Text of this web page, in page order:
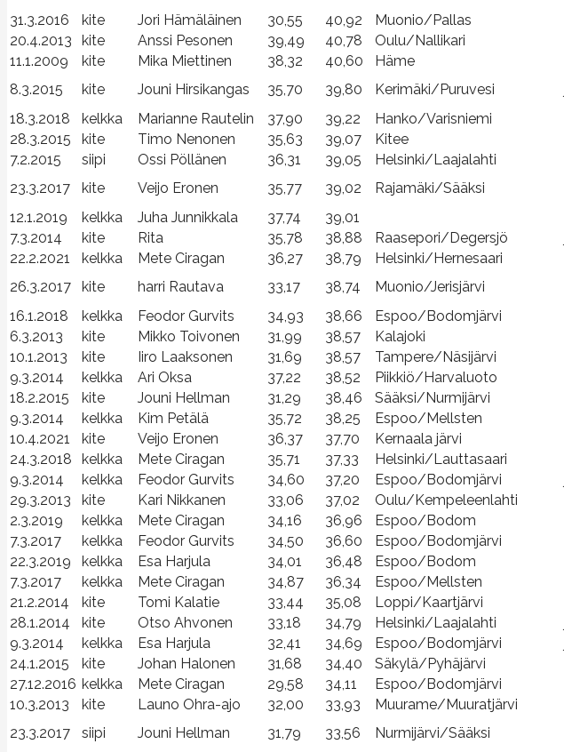
31.3.2016
kite Jori Hämäläinen 30,55 40,92 Muonio/Pallas
20.4.2013
kite Anssi Pesonen 39,49 40,78 Oulu/Nallikari
11.1.2009
kite Mika Miettinen 38,32 40,60 Häme
8.3.2015
kite Jouni Hirsikangas 35,70 39,80 Kerimäki/Puruvesi
18.3.2018
kelkka Marianne Rautelin 37,90 39,22 Hanko/Varisniemi
28.3.2015
kite Timo Nenonen 35,63 39,07 Kitee
7.2.2015
siipi Ossi Pöllänen 36,31 39,05 Helsinki/Laajalahti
23.3.2017
kite Veijo Eronen 35,77 39,02 Rajamäki/Sääksi
12.1.2019
kelkka Juha Junnikkala 37,74
39,01
7.3.2014
kite Rita 35,78 38,88 Raasepori/Degersjö
22.2.2021
kelkka Mete Ciragan 36,27 38,79 Helsinki/Hernesaari
26.3.2017
kite harri Rautava 33,17 38,74 Muonio/Jerisjärvi
16.1.2018
kelkka Feodor Gurvits 34,93 38,66 Espoo/Bodomjärvi
6.3.2013
kite Mikko Toivonen 31,99 38,57 Kalajoki
10.1.2013
kite Iiro Laaksonen 31,69 38,57 Tampere/Näsijärvi
9.3.2014
kelkka Ari Oksa 37,22 38,52 Piikkiö/Harvaluoto
18.2.2015
kite Jouni Hellman 31,29 38,46 Sääksi/Nurmijärvi
9.3.2014
kelkka Kim Petälä 35,72 38,25 Espoo/Mellsten
10.4.2021
kite Veijo Eronen 36,37 37,70 Kernaala järvi
24.3.2018
kelkka Mete Ciragan 35,71 37,33 Helsinki/Lauttasaari
9.3.2014
kelkka Feodor Gurvits 34,60 37,20 Espoo/Bodomjärvi
29.3.2013
kite Kari Nikkanen 33,06 37,02 Oulu/Kempeleenlahti
2.3.2019
kelkka Mete Ciragan 34,16 36,96 Espoo/Bodom
7.3.2017
kelkka Feodor Gurvits 34,50 36,60 Espoo/Bodomjärvi
22.3.2019
kelkka Esa Harjula 34,01 36,48 Espoo/Bodom
7.3.2017
kelkka Mete Ciragan 34,87 36,34 Espoo/Mellsten
21.2.2014
kite Tomi Kalatie 33,44 35,08 Loppi/Kaartjärvi
28.1.2014
kite Otso Ahvonen 33,18 34,79 Helsinki/Laajalahti
9.3.2014
kelkka Esa Harjula 32,41 34,69 Espoo/Bodomjärvi
24.1.2015
kite Johan Halonen 31,68 34,40 Säkylä/Pyhäjärvi
27.12.2016 kelkka Mete Ciragan 29,58 34,11 Espoo/Bodomjärvi
10.3.2013
kite Launo Ohra-ajo 32,00 33,93 Muurame/Muuratjärvi
23.3.2017
siipi Jouni Hellman 31,79 33,56 Nurmijärvi/Sääksi